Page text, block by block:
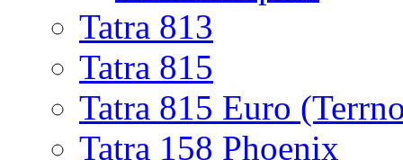
Tatra 813
Tatra 815
Tatra 815 Euro
Tatra 158 Phoenix